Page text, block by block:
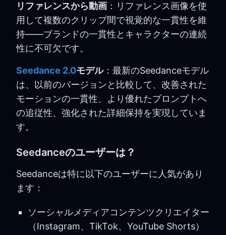
リファレンスから動画 ：リファレンス画像を使
用して複数のクリップ間で視覚的な一貫性を維
持——ブランドの一貫性とキャラクターの連続
性に不可欠です。
Seedance 2.0モデル：最新のSeedanceモデル
は、以前のバージョンと比較して、改善された
モーションの一貫性、より優れたプロンプトへ
の追従性、強化された詳細保持を実現していま
す。
Seedanceのユーザーは？
Seedanceは特に以下のユーザーに人気があり
ます：
ソーシャルメディアコンテンツクリエイター
（Instagram、TikTok、YouTube Shorts）